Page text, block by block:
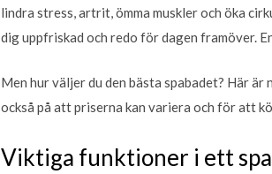
lindra stress, artrit, ömma muskler och öka
dig uppfriskad och redo för dagen framöver.
Men hur väljer du den bästa spabadet? Här
också på att priserna kan variera och för att
Viktiga funktioner i ett